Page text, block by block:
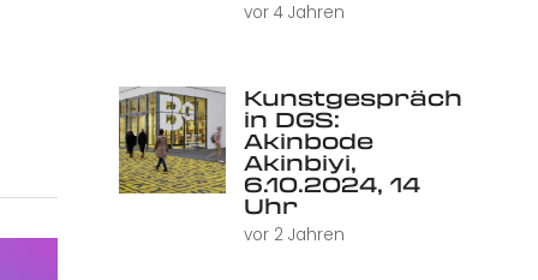
vor 4 Jahren
Kunstgespräch
in DGS:
Akinbode
Akinbiyi,
6.10.2024, 14
Uhr
vor 2 Jahren